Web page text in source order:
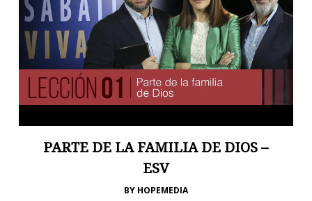
PARTE DE LA FAMILIA DE DIOS –
ESV
BY HOPEMEDIA